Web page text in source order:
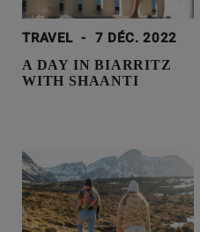
TRAVEL - 7 DÉC. 2022
A DAY IN BIARRITZ
WITH SHAANTI